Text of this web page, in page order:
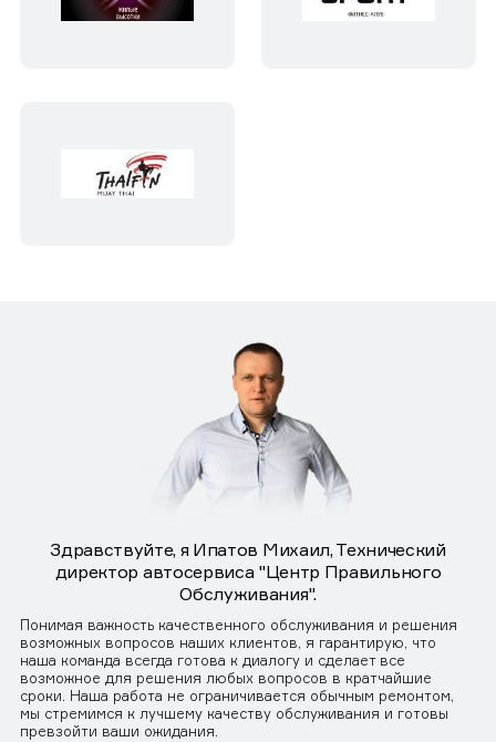
Здравствуйте, я Ипатов Михаил, Технический
директор автосервиса "Центр Правильного
Обслуживания".
Понимая важность качественного обслуживания и решения
возможных вопросов наших клиентов, я гарантирую, что
наша команда всегда готова к диалогу и сделает все
возможное для решения любых вопросов в кратчайшие
сроки. Наша работа не ограничивается обычным ремонтом,
мы стремимся к лучшему качеству обслуживания и готовы
превзойти ваши ожидания.